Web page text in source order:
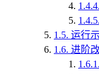
1.4.4.
1.4.5.
1.5. 运行
1.6. 进阶
1.6.1.